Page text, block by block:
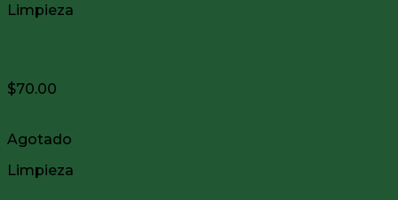
Limpieza
$70.00
Agotado
Limpieza